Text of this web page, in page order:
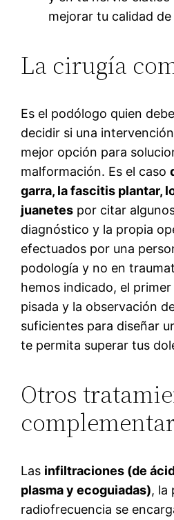
mejorar tu calidad de
La cirugía
Es el podólogo quien
decidir si una
mejor opción para
malformación. Es el caso
garra, la fascitis plantar,
juanetes por citar
diagnóstico y la propia
efectuados por una
podología y no en
hemos indicado, el
pisada y la observación
suficientes para diseñar
te permita superar tus
Otros
Las infiltraciones (de
plasma y ecoguiadas), la
radiofrecuencia se